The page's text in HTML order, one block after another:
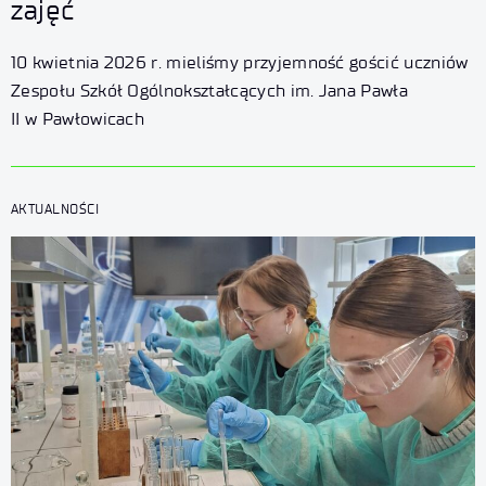
zajęć
10 kwietnia 2026 r. mieliśmy przyjemność gościć uczniów
Zespołu Szkół Ogólnokształcących im. Jana Pawła
II w Pawłowicach
AKTUALNOŚCI